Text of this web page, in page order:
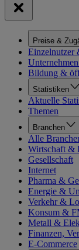
Preise &
Einzelnutzer
Bildung &
Statistiken
Aktuelle
Themen
Branchen
Alle
Wirtschaft &
Gesellschaft
Internet
Pharma &
Energie &
Verkehr &
Konsum &
Metall &
Finanzen,
E-Commerce